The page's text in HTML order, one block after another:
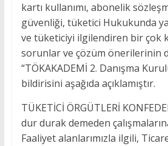
kartı kullanımı, abonelik
güvenliği, tüketici Hukukunda
ve tüketiciyi ilgilendiren bir çok
sorunlar ve çözüm önerilerinin
“TÖKAKADEMİ 2. Danışma
bildirisini aşağıda açıklamıştır.
TÜKETİCİ ÖRGÜTLERİ
dur durak demeden
Faaliyet alanlarımızla ilgili,